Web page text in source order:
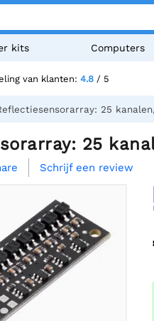
kits Computers
van klanten: 4.8/ 5
25
25
Schrijf een review